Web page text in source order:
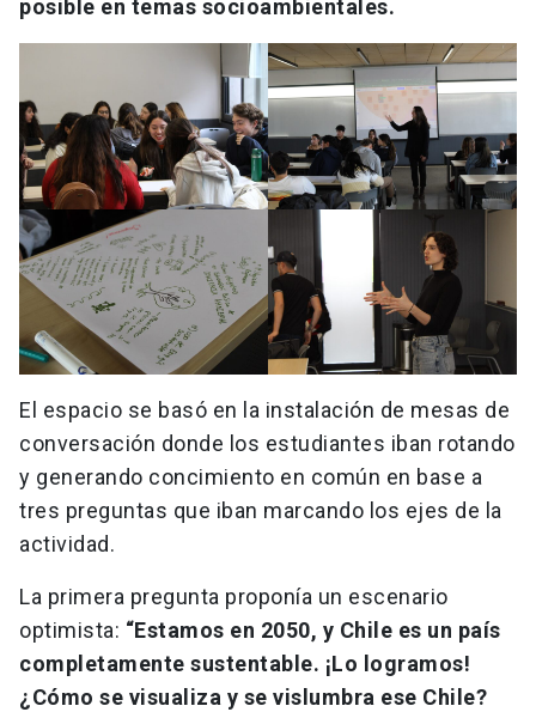
posible en temas socioambientales.
El espacio se basó en la instalación de mesas de
conversación donde los estudiantes iban rotando
y generando concimiento en común en base a
tres preguntas que iban marcando los ejes de la
actividad.
La primera pregunta proponía un escenario
optimista: “Estamos en 2050, y Chile es un país
completamente sustentable. ¡Lo logramos!
¿Cómo se visualiza y se vislumbra ese Chile?